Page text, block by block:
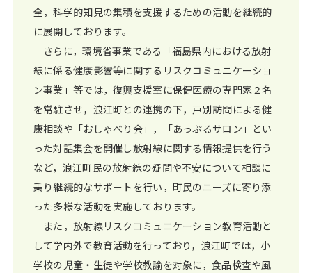
全，科学的知見の集積を支援するための活動を継続的
に展開しております。
さらに，環境省事業である「福島県内における放射
線に係る健康影響等に関するリスクコミュニケーショ
ン事業」等では，復興支援室に保健医療の専門家２名
を常駐させ，浪江町との連携の下，戸別訪問による健
康相談や「おしゃべり会」，「あっぷるサロン」とい
った対話集会を開催し放射線に関する情報提供を行う
など，浪江町民の放射線の疑問や不安について相談に
乗り継続的なサポートを行い，町民のニーズに寄り添
った多様な活動を実施しております。
また，放射線リスクコミュニケーション教育活動と
して学内外で教育活動を行っており，浪江町では，小
学校の児童・生徒や学校教諭を対象に，食品検査や風